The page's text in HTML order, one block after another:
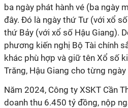
ba ngày phát hành vé (ba ngày
đây. Đó là ngày thứ Tư (với xổ
thứ Bảy (với xổ số Hậu Giang).
phương kiến nghị Bộ Tài chính
khác phù hợp và giữ tên Xổ số
Trăng, Hậu Giang cho từng ngày
Năm 2024, Công ty XSKT Cần
doanh thu 6.450 tỷ đồng, nộp